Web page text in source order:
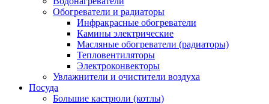
Обогреватели и радиаторы
Инфракрасные обогреватели
Камины электрические
Масляные обогреватели (радиаторы)
Тепловентиляторы
Электроконвекторы
Увлажнители и очистители воздуха
Посуда
Большие кастрюли (котлы)